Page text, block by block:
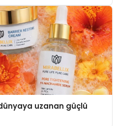
uzanan güçlü